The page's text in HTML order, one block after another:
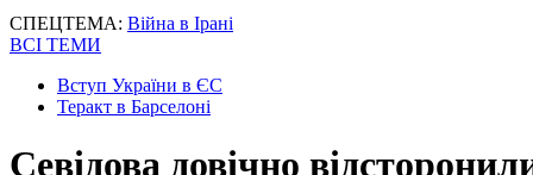
СПЕЦТЕМА: Війна в Ірані
ВСІ ТЕМИ
Вступ України в ЄС
Теракт в Барселоні
Севідова довічно